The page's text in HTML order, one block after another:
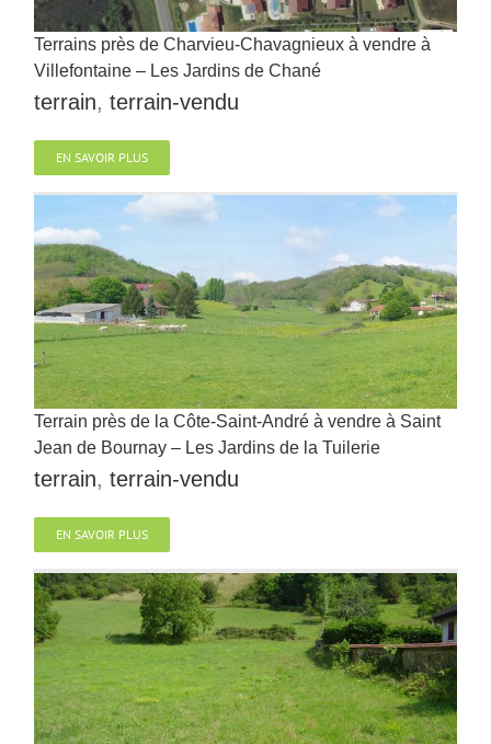
Terrains près de Charvieu-Chavagnieux à vendre à
Villefontaine – Les Jardins de Chané
terrain, terrain-vendu
EN SAVOIR PLUS
Terrain près de la Côte-Saint-André à vendre à Saint
Jean de Bournay – Les Jardins de la Tuilerie
terrain, terrain-vendu
EN SAVOIR PLUS